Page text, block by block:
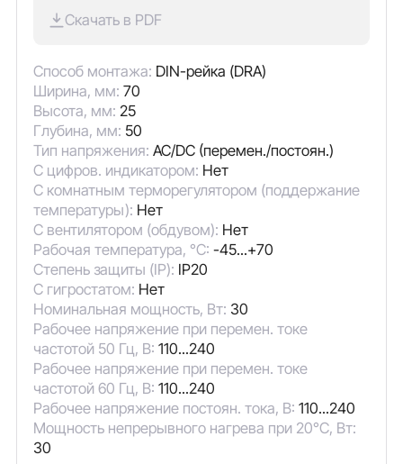
Скачать в PDF
Способ монтажа: DIN-рейка (DRA)
Ширина, мм: 70
Высота, мм: 25
Глубина, мм: 50
Тип напряжения: AC/DC (перемен./постоян.)
С цифров. индикатором: Нет
С комнатным терморегулятором (поддержание
температуры): Нет
С вентилятором (обдувом): Нет
Рабочая температура, °C: -45...+70
Степень защиты (IP): IP20
С гигростатом: Нет
Номинальная мощность, Вт: 30
Рабочее напряжение при перемен. токе
частотой 50 Гц, В: 110...240
Рабочее напряжение при перемен. токе
частотой 60 Гц, В: 110...240
Рабочее напряжение постоян. тока, В: 110...240
Мощность непрерывного нагрева при 20°C, Вт:
30